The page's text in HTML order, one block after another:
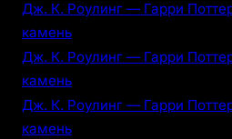
Дж. К. Роулинг — Гарри
камень
Дж. К. Роулинг — Гарри
камень
Дж. К. Роулинг — Гарри
камень